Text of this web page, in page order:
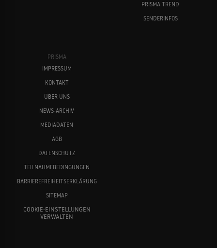
PRISMA TREND
SENDERINFOS
PRISMA
IMPRESSUM
KONTAKT
ÜBER UNS
NEWS-ARCHIV
MEDIADATEN
AGB
DATENSCHUTZ
TEILNAHMEBEDINGUNGEN
BARRIEREFREIHEITSERKLÄRUNG
SITEMAP
COOKIE-EINSTELLUNGEN
VERWALTEN